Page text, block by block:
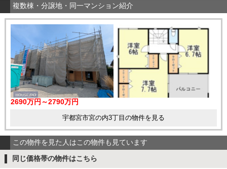
複数棟・分譲地・同一マンション紹介
2690万円～2790万円
宇都宮市宮の内3丁目の物件を見る
この物件を見た人はこの物件も見ています
同じ価格帯の物件はこちら